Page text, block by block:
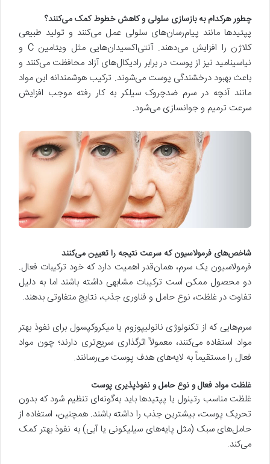
چطور هرکدام به بازسازی سلولی و کاهش خطوط کمک می‌کنند؟
پپتیدها مانند پیام‌رسان‌های سلولی عمل می‌کنند و تولید طبیعی
کلاژن را افزایش می‌دهند. آنتی‌اکسیدان‌هایی مثل ویتامین C و
نیاسینامید نیز از پوست در برابر رادیکال‌های آزاد محافظت می‌کنند و
باعث بهبود درخشندگی پوست می‌شوند. ترکیب هوشمندانه این مواد
مانند آنچه در سرم ضدچروک سیلکر به کار رفته موجب افزایش
سرعت ترمیم و جوانسازی می‌شود.
شاخص‌های فرمولاسیون که سرعت نتیجه را تعیین می‌کنند
فرمولاسیون یک سرم، همان‌قدر اهمیت دارد که خود ترکیبات فعال.
دو محصول ممکن است ترکیبات مشابهی داشته باشند اما به دلیل
تفاوت در غلظت، نوع حامل و فناوری جذب، نتایج متفاوتی بدهند.
سرم‌هایی که از تکنولوژی نانولیپوزوم یا میکروکپسول برای نفوذ بهتر
مواد استفاده می‌کنند، معمولاً اثرگذاری سریع‌تری دارند؛ چون مواد
فعال را مستقیماً به لایه‌های هدف پوست می‌رسانند.
غلظت مواد فعال و نوع حامل و نفوذپذیری پوست
غلظت مناسب رتینول یا پپتیدها باید به‌گونه‌ای تنظیم شود که بدون
تحریک پوست، بیشترین جذب را داشته باشند. همچنین، استفاده از
حامل‌های سبک (مثل پایه‌های سیلیکونی یا آبی) به نفوذ بهتر کمک
می‌کند.